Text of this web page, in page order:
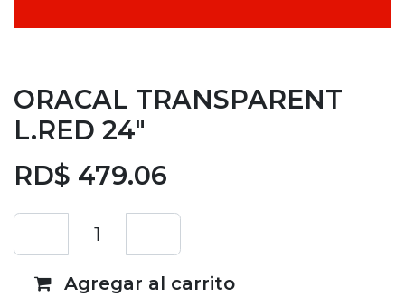
ORACAL TRANSPARENT
L.RED 24"
RD$ 479.06
Agregar al carrito